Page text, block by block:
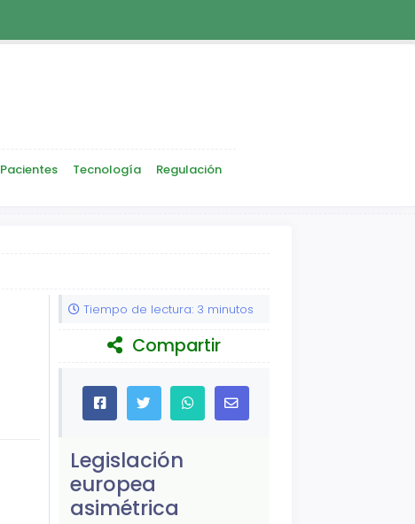
Pacientes Tecnología
Regulación
Tiempo de lectura: 3 minutos
Compartir
Legislación
europea
asimétrica